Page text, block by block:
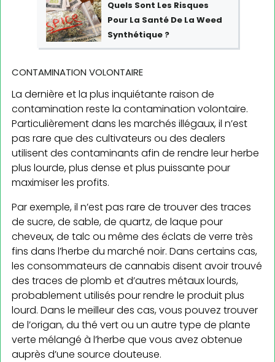
Quels Sont Les Risques
Pour La Santé De La Weed
Synthétique ?
CONTAMINATION VOLONTAIRE
La dernière et la plus inquiétante raison de
contamination reste la contamination volontaire.
Particulièrement dans les marchés illégaux, il n’est
pas rare que des cultivateurs ou des dealers
utilisent des contaminants afin de rendre leur herbe
plus lourde, plus dense et plus puissante pour
maximiser les profits.
Par exemple, il n’est pas rare de trouver des traces
de sucre, de sable, de quartz, de laque pour
cheveux, de talc ou même des éclats de verre très
fins dans l’herbe du marché noir. Dans certains cas,
les consommateurs de cannabis disent avoir trouvé
des traces de plomb et d’autres métaux lourds,
probablement utilisés pour rendre le produit plus
lourd. Dans le meilleur des cas, vous pouvez trouver
de l’origan, du thé vert ou un autre type de plante
verte mélangé à l’herbe que vous avez obtenue
auprès d’une source douteuse.